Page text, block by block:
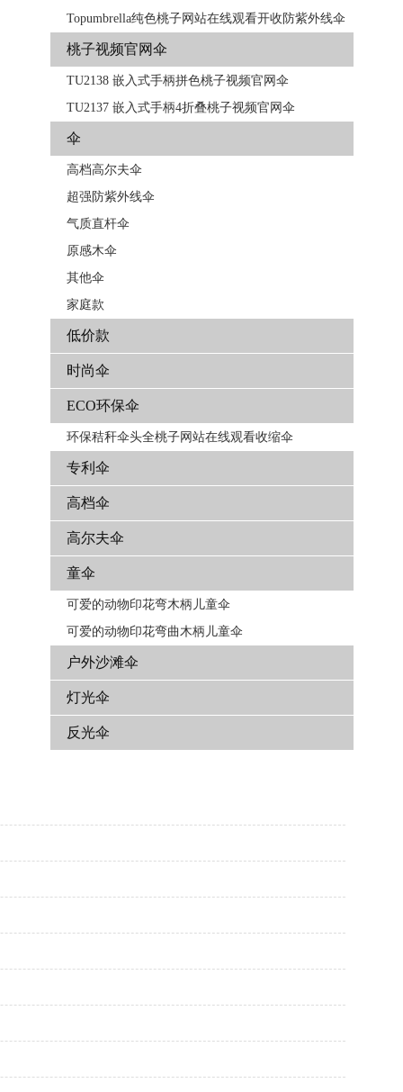
Topumbrella纯色桃子网站在线观看开收防紫外线伞
桃子视频官网伞
TU2138 嵌入式手柄拼色​​桃子视频官网伞
TU2137 嵌入式手柄4折叠桃子视频官网伞
伞
高档高尔夫伞
超强防紫外线伞
气质直杆伞
原感木伞
其他伞
家庭款
低价款
时尚伞
ECO环保伞
环保秸秆伞头全桃子网站在线观看收缩伞
专利伞
高档伞
高尔夫伞
童伞
可爱的动物印花弯木柄儿童伞
可爱的动物印花弯曲木柄儿童伞
户外沙滩伞
灯光伞
反光伞